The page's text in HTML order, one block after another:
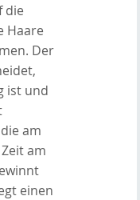
die
Haare
Der
ist und
am
am
einen